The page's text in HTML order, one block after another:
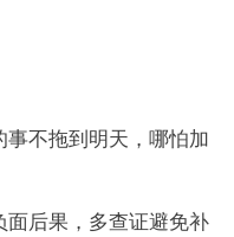
不拖到明天，哪怕加
后果，多查证避免补